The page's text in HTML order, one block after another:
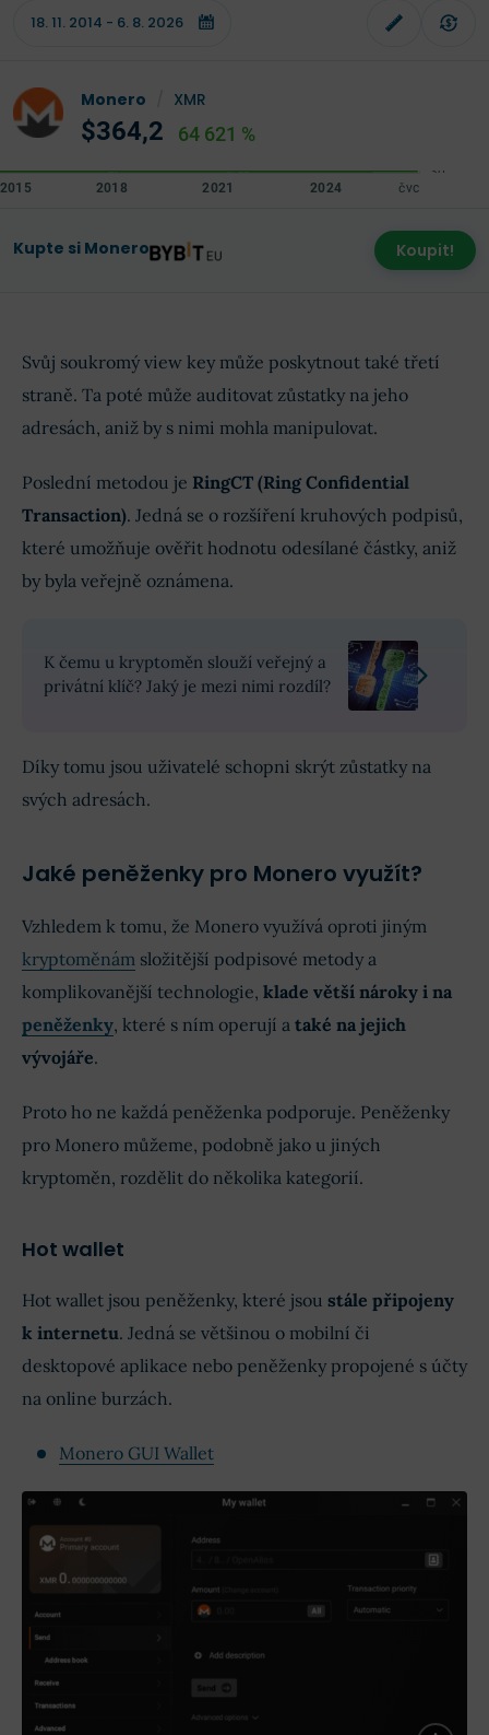
Monero XMR
$364,2 64 621 %
Kupte si Monero Koupit!
Svůj soukromý view key může poskytnout také třetí
straně. Ta poté může auditovat zůstatky na jeho
adresách, aniž by s nimi mohla manipulovat.
Poslední metodou je RingCT (Ring Confidential
Transaction). Jedná se o rozšíření kruhových podpisů,
které umožňuje ověřit hodnotu odesílané částky, aniž
by byla veřejně oznámena.
K čemu u kryptoměn slouží veřejný a
privátní klíč? Jaký je mezi nimi rozdíl?
Díky tomu jsou uživatelé schopni skrýt zůstatky na
svých adresách.
Jaké peněženky pro Monero využít?
Vzhledem k tomu, že Monero využívá oproti jiným
kryptoměnám složitější podpisové metody a
komplikovanější technologie, klade větší nároky i na
peněženky, které s ním operují a také na jejich
vývojáře.
Proto ho ne každá peněženka podporuje. Peněženky
pro Monero můžeme, podobně jako u jiných
kryptoměn, rozdělit do několika kategorií.
Hot wallet
Hot wallet jsou peněženky, které jsou stále připojeny
k internetu. Jedná se většinou o mobilní či
desktopové aplikace nebo peněženky propojené s účty
na online burzách.
Monero GUI Wallet